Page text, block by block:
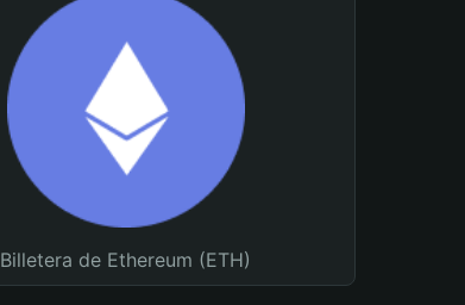
Billetera de Ethereum (ETH)